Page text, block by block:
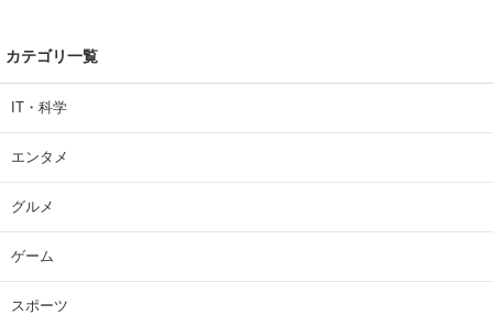
カテゴリ一覧
IT・科学
エンタメ
グルメ
ゲーム
スポーツ